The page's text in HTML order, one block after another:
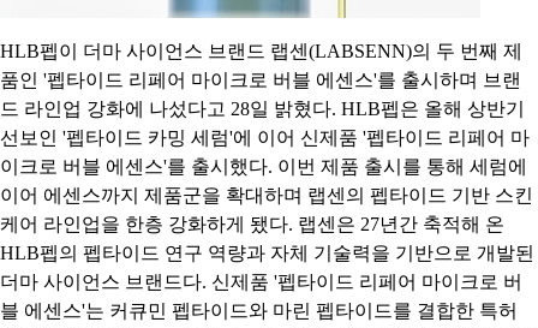
HLB펩이 더마 사이언스 브랜드 랩센(LABSENN)의 두 번째 제
품인 '펩타이드 리페어 마이크로 버블 에센스'를 출시하며 브랜
드 라인업 강화에 나섰다고 28일 밝혔다. HLB펩은 올해 상반기
선보인 '펩타이드 카밍 세럼'에 이어 신제품 '펩타이드 리페어 마
이크로 버블 에센스'를 출시했다. 이번 제품 출시를 통해 세럼에
이어 에센스까지 제품군을 확대하며 랩센의 펩타이드 기반 스킨
케어 라인업을 한층 강화하게 됐다. 랩센은 27년간 축적해 온
HLB펩의 펩타이드 연구 역량과 자체 기술력을 기반으로 개발된
더마 사이언스 브랜드다. 신제품 '펩타이드 리페어 마이크로 버
블 에센스'는 커큐민 펩타이드와 마린 펩타이드를 결합한 특허